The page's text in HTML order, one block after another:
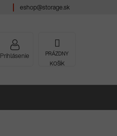
eshop@storage.sk
Prihlásenie NÁKUPNÝ
KOŠÍK
PRÁZDNY
KOŠÍK